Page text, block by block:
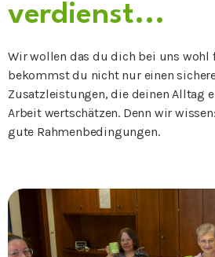
verdienst...
Wir wollen das du dich bei uns wohl
bekommst du nicht nur einen
Zusatzleistungen, die deinen Alltag
Arbeit wertschätzen. Denn wir
gute Rahmenbedingungen.